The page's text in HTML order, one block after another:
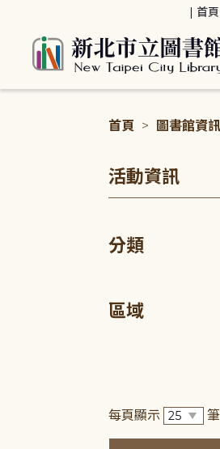
首頁
首頁 > 圖書館資訊
活動資訊
分類
區域
每頁顯示